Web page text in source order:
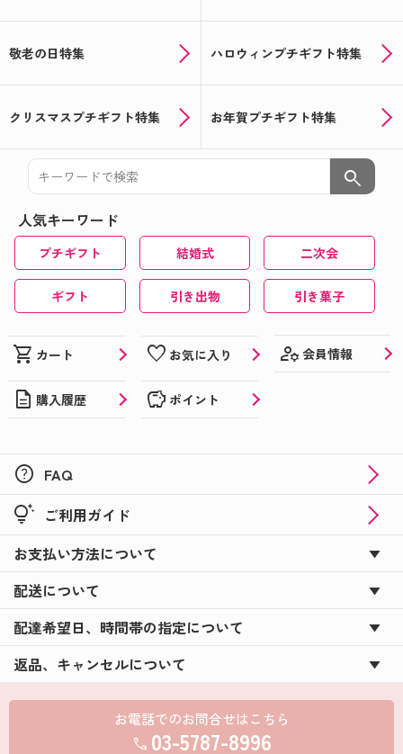
敬老の日特集 ハロウィンプチギフト特集
クリスマスプチギフト特集 お年賀プチギフト特集
search
人気キーワード
プチギフト 結婚式 二次会
ギフト 引き出物 引き菓子
shopping_cart カート favorite お気に入り manage_accounts 会員情報
description 購入履歴 savings ポイント
help FAQ
tips_and_updates ご利用ガイド
お支払い方法について
配送について
配達希望日、時間帯の指定について
返品、キャンセルについて
お電話でのお問合せはこちら
call 03-5787-8996